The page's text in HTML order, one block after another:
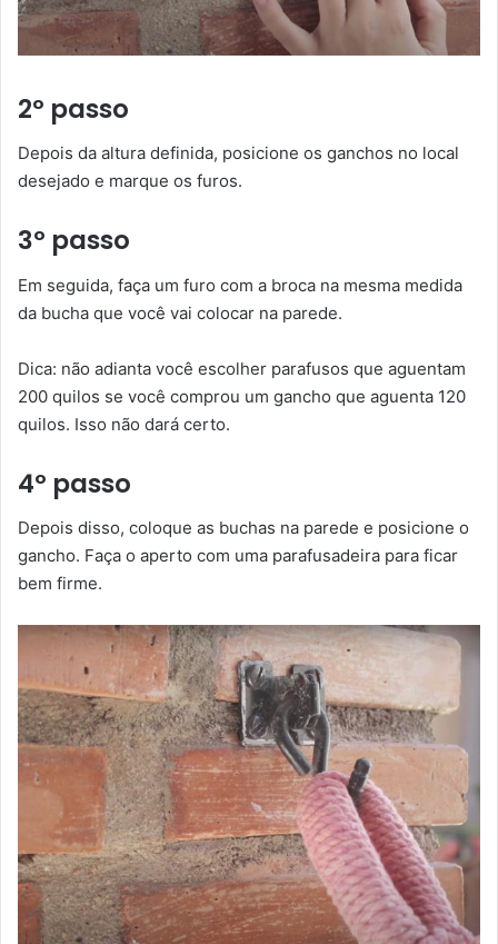
2º passo
Depois da altura definida, posicione os ganchos no local
desejado e marque os furos.
3º passo
Em seguida, faça um furo com a broca na mesma medida
da bucha que você vai colocar na parede.
Dica: não adianta você escolher parafusos que aguentam
200 quilos se você comprou um gancho que aguenta 120
quilos. Isso não dará certo.
4º passo
Depois disso, coloque as buchas na parede e posicione o
gancho. Faça o aperto com uma parafusadeira para ficar
bem firme.